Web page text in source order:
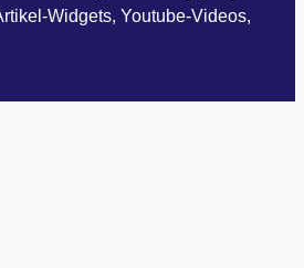
Widgets, Youtube-Videos,